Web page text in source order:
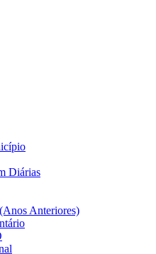
Diárias
Anteriores)